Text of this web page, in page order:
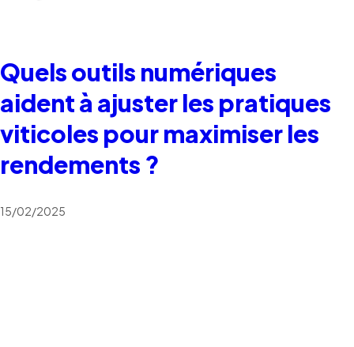
Quels outils numériques
aident à ajuster les pratiques
viticoles pour maximiser les
rendements ?
15/02/2025